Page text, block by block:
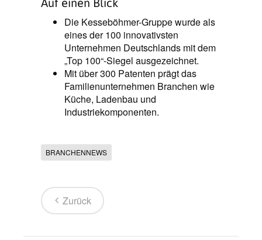
Auf einen Blick
Die Kesseböhmer-Gruppe wurde als
eines der 100 innovativsten
Unternehmen Deutschlands mit dem
„Top 100“-Siegel ausgezeichnet.
Mit über 300 Patenten prägt das
Familienunternehmen Branchen wie
Küche, Ladenbau und
Industriekomponenten.
BRANCHENNEWS
Zurück